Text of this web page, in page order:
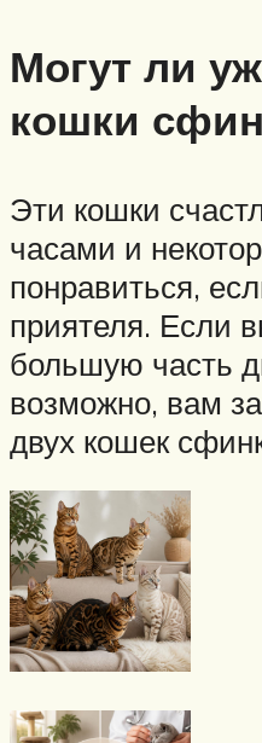
Могут ли
кошки
Эти кошки
часами и
понравиться,
приятеля. Если
большую часть
возможно, вам
двух кошек